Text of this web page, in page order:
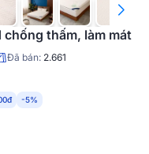
chống thấm, làm mát
Đã bán: 2.661
-5%